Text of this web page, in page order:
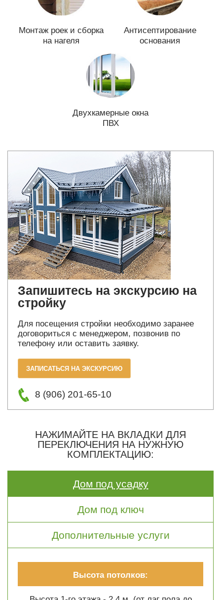
Монтаж роек и сборка
на нагеля
Антисептирование
основания
Двухкамерные окна
ПВХ
Запишитесь на экскурсию на
стройку
Для посещения стройки необходимо заранее
договориться с менеджером, позвонив по
телефону или оставить заявку.
ЗАПИСАТЬСЯ НА ЭКСКУРСИЮ
8 (906) 201-65-10
НАЖИМАЙТЕ НА ВКЛАДКИ ДЛЯ
ПЕРЕКЛЮЧЕНИЯ НА НУЖНУЮ
КОМПЛЕКТАЦИЮ:
Дом под усадку
Дом под ключ
Дополнительные услуги
Высота потолков: